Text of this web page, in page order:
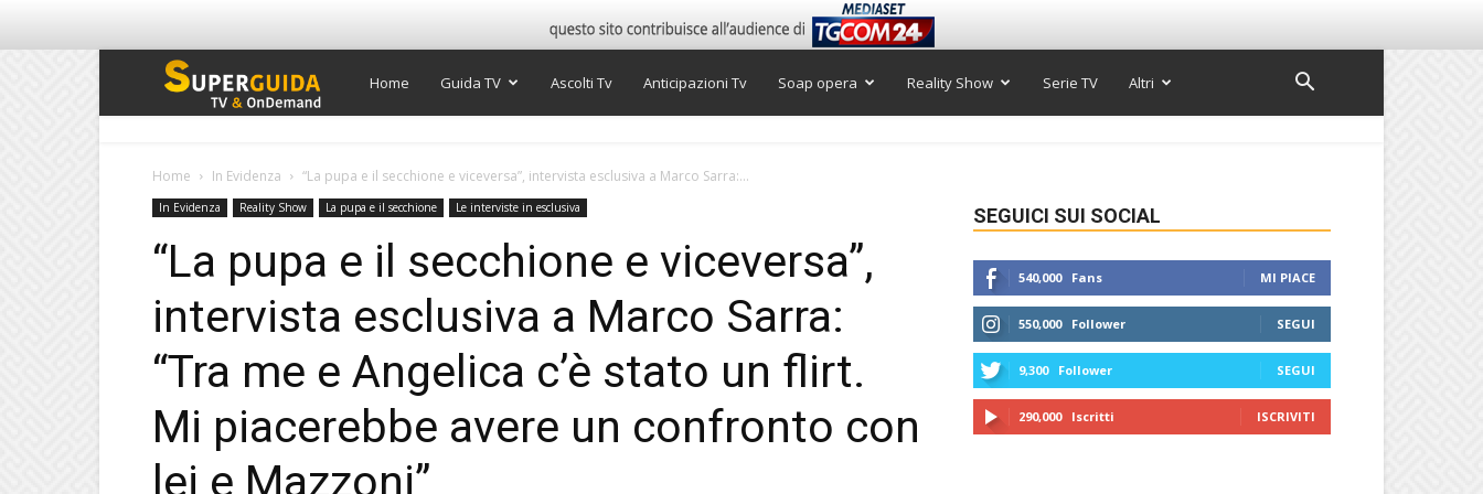
Super
TV
Home Guida TV Ascolti Tv Anticipazioni Tv Soap opera Reality Show Serie TV Altri
Home In Evidenza “La pupa e il secchione e viceversa”, intervista esclusiva a Marco Sarra:...
In Evidenza Reality Show La pupa e il secchione Le interviste in esclusiva
“La pupa e il secchione e viceversa”,
intervista esclusiva a Marco Sarra:
“Tra me e Angelica c’è stato un flirt.
Mi piacerebbe avere un confronto con
lei e Mazzoni”
SEGUICI SUI SOCIAL
540,000 Fans MI PIACE
550,000 Follower SEGUI
9,300 Follower SEGUI
290,000 Iscritti ISCRIVITI